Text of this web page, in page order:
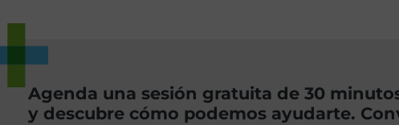
Agenda una sesión gratuita de 30
y descubre cómo podemos ayudarte.